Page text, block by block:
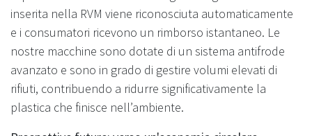
inserita nella RVM viene riconosciuta automaticamente
e i consumatori ricevono un rimborso istantaneo. Le
nostre macchine sono dotate di un sistema antifrode
avanzato e sono in grado di gestire volumi elevati di
rifiuti, contribuendo a ridurre significativamente la
plastica che finisce nell’ambiente.